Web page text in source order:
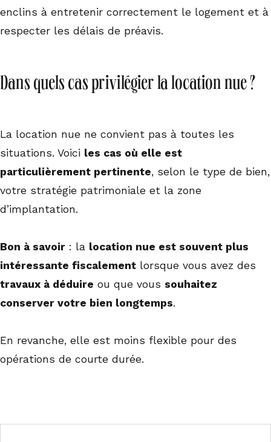
enclins à entretenir correctement le logement et à
respecter les délais de préavis.
Dans quels cas privilégier la location nue ?
La location nue ne convient pas à toutes les
situations. Voici les cas où elle est
particulièrement pertinente, selon le type de bien,
votre stratégie patrimoniale et la zone
d’implantation.
Bon à savoir : la location nue est souvent plus
intéressante fiscalement lorsque vous avez des
travaux à déduire ou que vous souhaitez
conserver votre bien longtemps.
En revanche, elle est moins flexible pour des
opérations de courte durée.